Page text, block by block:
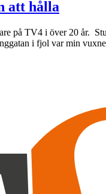
att hålla
på TV4 i över 20 år.
i fjol var min